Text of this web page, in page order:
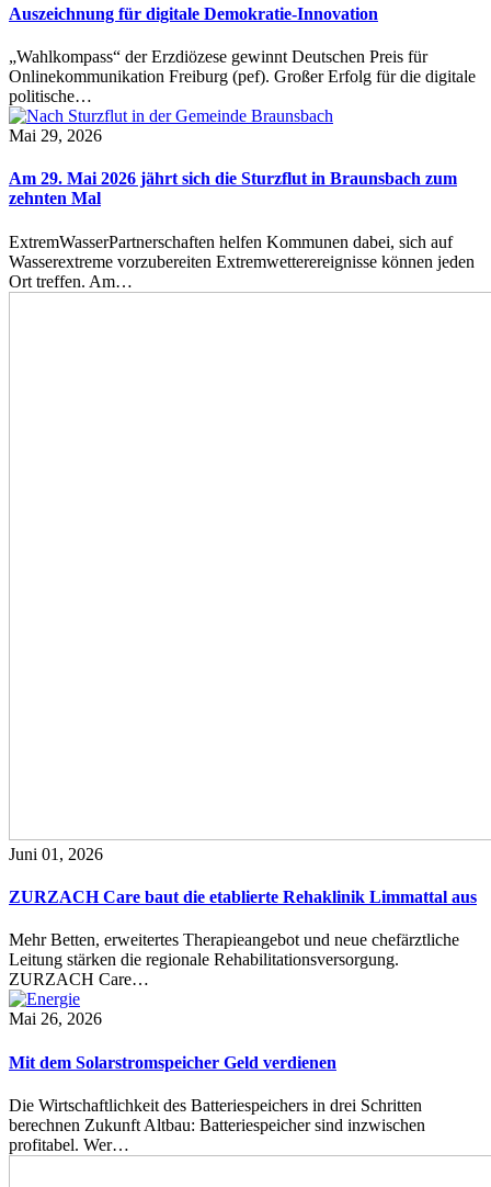
Auszeichnung für digitale Demokratie-Innovation
„Wahlkompass“ der Erzdiözese gewinnt Deutschen Preis für
Onlinekommunikation Freiburg (pef). Großer Erfolg für die digitale
politische…
Mai 29, 2026
Am 29. Mai 2026 jährt sich die Sturzflut in Braunsbach zum
zehnten Mal
ExtremWasserPartnerschaften helfen Kommunen dabei, sich auf
Wasserextreme vorzubereiten Extremwetterereignisse können jeden
Ort treffen. Am…
Juni 01, 2026
ZURZACH Care baut die etablierte Rehaklinik Limmattal aus
Mehr Betten, erweitertes Therapieangebot und neue chefärztliche
Leitung stärken die regionale Rehabilitationsversorgung.
ZURZACH Care…
Mai 26, 2026
Mit dem Solarstromspeicher Geld verdienen
Die Wirtschaftlichkeit des Batteriespeichers in drei Schritten
berechnen Zukunft Altbau: Batteriespeicher sind inzwischen
profitabel. Wer…